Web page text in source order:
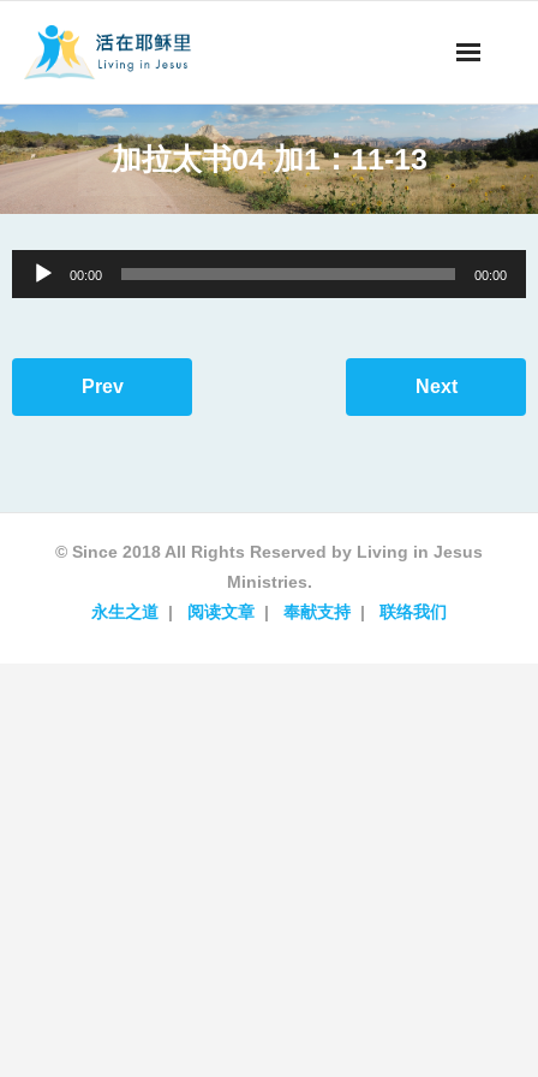
事工概要
阅读文章
加拉太书04 加1：11-13
Audio
Player
00:00 00:00
Prev Next
© Since 2018 All Rights Reserved by Living in Jesus
Ministries.
永生之道
阅读文章 奉献支持 联络我们